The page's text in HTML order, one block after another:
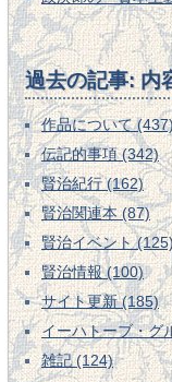
過去の記事: 内
作品について
伝記的事項 (342)
賢治紀行 (162)
賢治関連本 (87)
賢治イベント (125)
賢治情報 (100)
サイト更新 (185)
イーハトーブ・グ
雑記 (124)